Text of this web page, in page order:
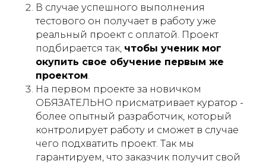
В случае успешного выполнения
тестового он получает в работу уже
реальный проект с оплатой. Проект
подбирается так, чтобы ученик мог
окупить свое обучение первым же
проектом.
На первом проекте за новичком
ОБЯЗАТЕЛЬНО присматривает куратор -
более опытный разработчик, который
контролирует работу и сможет в случае
чего подхватить проект. Так мы
гарантируем, что заказчик получит свой